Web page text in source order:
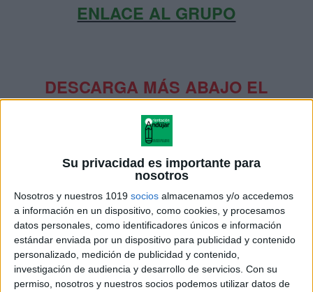
Su privacidad es importante para
nosotros
Nosotros y nuestros 1019 socios almacenamos y/o accedemos
a información en un dispositivo, como cookies, y procesamos
datos personales, como identificadores únicos e información
estándar enviada por un dispositivo para publicidad y contenido
personalizado, medición de publicidad y contenido,
investigación de audiencia y desarrollo de servicios. Con su
permiso, nosotros y nuestros socios podemos utilizar datos de
ENLACE AL GRUPO
DESCARGA MÁS ABAJO EL
RECURSO EN PDF